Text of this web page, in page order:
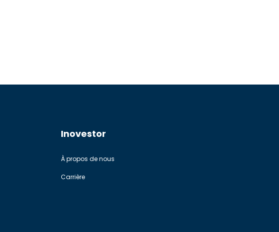
Inovestor
À propos de nous
Carrière